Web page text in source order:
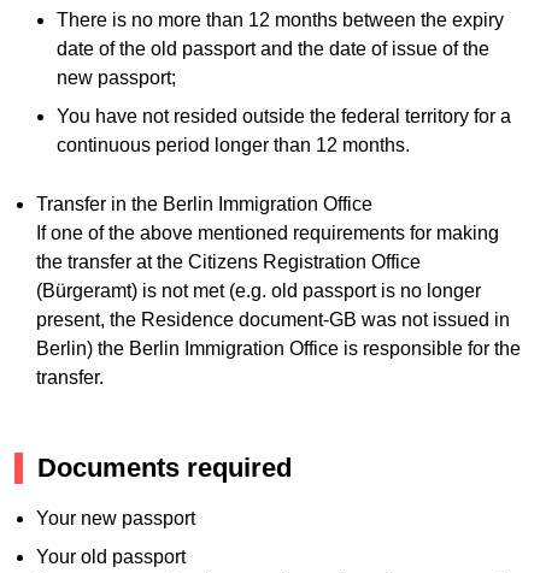
There is no more than 12 months between the expiry
date of the old passport and the date of issue of the
new passport;
You have not resided outside the federal territory for a
continuous period longer than 12 months.
Transfer in the Berlin Immigration Office
If one of the above mentioned requirements for making
the transfer at the Citizens Registration Office
(Bürgeramt) is not met (e.g. old passport is no longer
present, the Residence document-GB was not issued in
Berlin) the Berlin Immigration Office is responsible for the
transfer.
Documents required
Your new passport
Your old passport